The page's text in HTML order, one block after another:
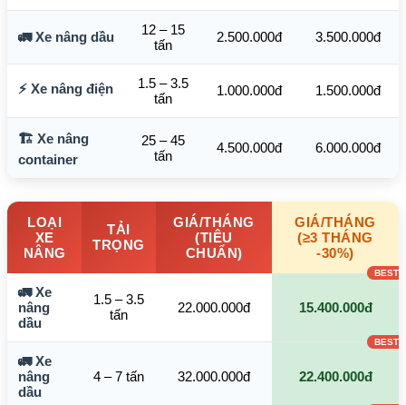
🚛 Xe nâng dầu
12 – 15
tấn
2.500.000đ 3.500.000đ
⚡ Xe nâng điện
1.5 – 3.5
tấn
1.000.000đ 1.500.000đ
🏗️ Xe nâng
container
25 – 45
tấn
4.500.000đ 6.000.000đ
LOẠI
XE
NÂNG
TẢI
TRỌNG
GIÁ/THÁNG
(TIÊU
CHUẨN)
GIÁ/THÁNG
(≥3 THÁNG
-30%)
🚛 Xe
nâng
dầu
1.5 – 3.5
tấn
22.000.000đ 15.400.000đ
🚛 Xe
nâng
dầu
4 – 7 tấn 32.000.000đ 22.400.000đ